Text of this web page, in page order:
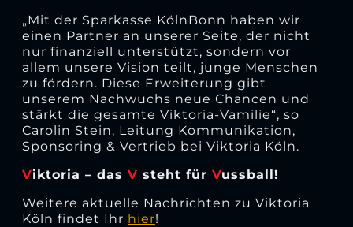
„Mit der Sparkasse KölnBonn haben wir
einen Partner an unserer Seite, der nicht
nur finanziell unterstützt, sondern vor
allem unsere Vision teilt, junge Menschen
zu fördern. Diese Erweiterung gibt
unserem Nachwuchs neue Chancen und
stärkt die gesamte Viktoria-Vamilie“, so
Carolin Stein, Leitung Kommunikation,
Sponsoring & Vertrieb bei Viktoria Köln.
Viktoria – das V steht für Vussball!
Weitere aktuelle Nachrichten zu Viktoria
Köln findet Ihr hier!